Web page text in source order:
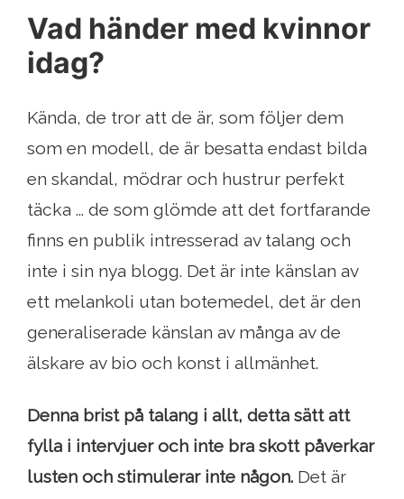
Vad händer med kvinnor
idag?
Kända, de tror att de är, som följer dem
som en modell, de är besatta endast bilda
en skandal, mödrar och hustrur perfekt
täcka ... de som glömde att det fortfarande
finns en publik intresserad av talang och
inte i sin nya blogg. Det är inte känslan av
ett melankoli utan botemedel, det är den
generaliserade känslan av många av de
älskare av bio och konst i allmänhet.
Denna brist på talang i allt, detta sätt att
fylla i intervjuer och inte bra skott påverkar
lusten och stimulerar inte någon. Det är